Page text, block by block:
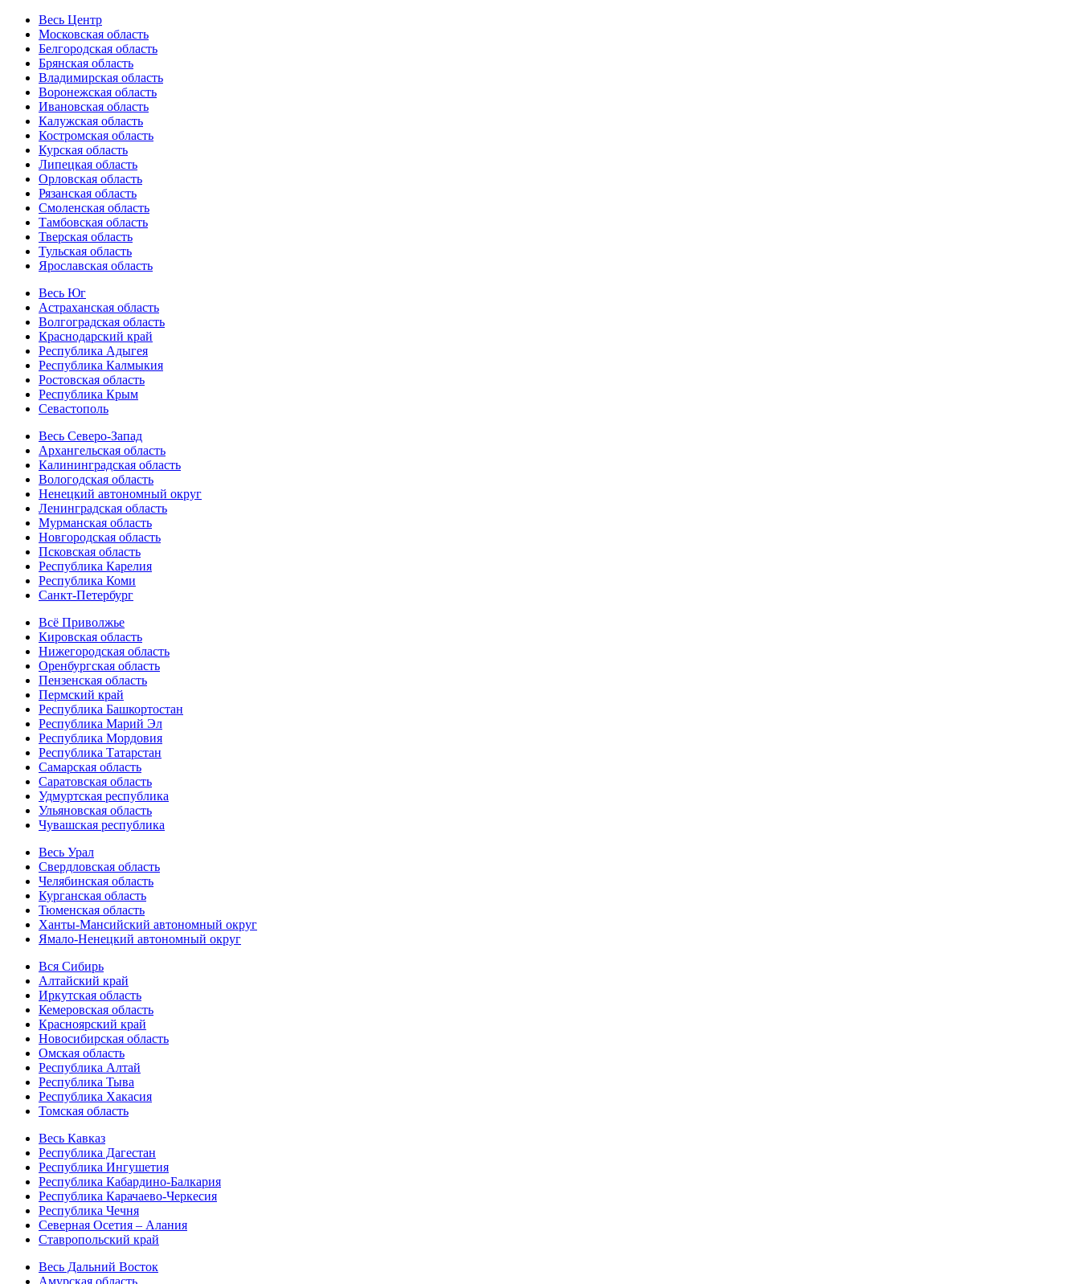
Весь Центр
Московская область
Белгородская область
Брянская область
Владимирская область
Воронежская область
Ивановская область
Калужская область
Костромская область
Курская область
Липецкая область
Орловская область
Рязанская область
Смоленская область
Тамбовская область
Тверская область
Тульская область
Ярославская область
Весь Юг
Астраханская область
Волгоградская область
Краснодарский край
Республика Адыгея
Республика Калмыкия
Ростовская область
Республика Крым
Севастополь
Весь Северо-Запад
Архангельская область
Калининградская область
Вологодская область
Ненецкий автономный округ
Ленинградская область
Мурманская область
Новгородская область
Псковская область
Республика Карелия
Республика Коми
Санкт-Петербург
Всё Приволжье
Кировская область
Нижегородская область
Оренбургская область
Пензенская область
Пермский край
Республика Башкортостан
Республика Марий Эл
Республика Мордовия
Республика Татарстан
Самарская область
Саратовская область
Удмуртская республика
Ульяновская область
Чувашская республика
Весь Урал
Свердловская область
Челябинская область
Курганская область
Тюменская область
Ханты-Мансийский автономный округ
Ямало-Ненецкий автономный округ
Вся Сибирь
Алтайский край
Иркутская область
Кемеровская область
Красноярский край
Новосибирская область
Омская область
Республика Алтай
Республика Тыва
Республика Хакасия
Томская область
Весь Кавказ
Республика Дагестан
Республика Ингушетия
Республика Кабардино-Балкария
Республика Карачаево-Черкесия
Республика Чечня
Северная Осетия – Алания
Ставропольский край
Весь Дальний Восток
Амурская область